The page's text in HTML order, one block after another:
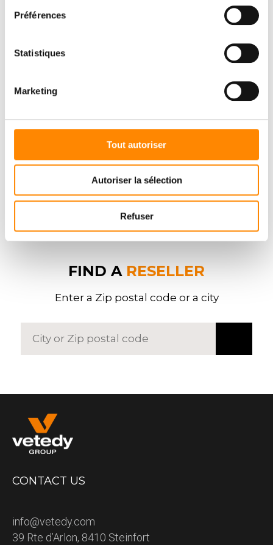
Préférences
Statistiques
Marketing
Tout autoriser
Autoriser la sélection
Refuser
View and download documents
FIND A RESELLER
Enter a Zip postal code or a city
CONTACT US
info@vetedy.com
39 Rte d’Arlon, 8410 Steinfort